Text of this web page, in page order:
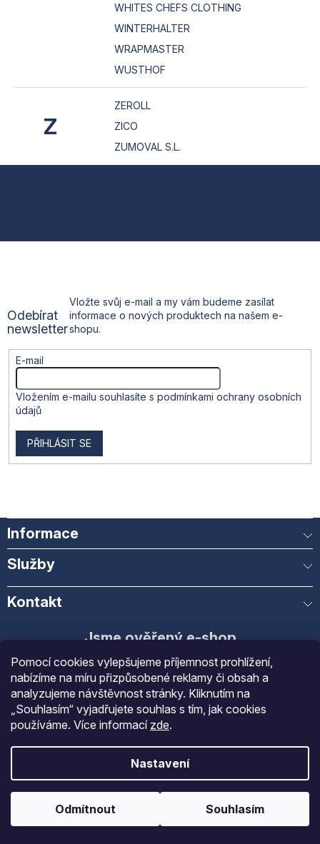
Pomocí cookies vylepšujeme příjemnost prohlížení,
nabízíme na míru přizpůsobené reklamy či obsah a
analyzujeme návštěvnost stránky. Kliknutím na
„Souhlasím“ vyjadřujete souhlas s tím, jak cookies
používáme. Více informací zde.
Nastavení
Odmítnout Souhlasím
WHITES CHEFS CLOTHING
WINTERHALTER
WRAPMASTER
WUSTHOF
Z
ZEROLL
ZICO
ZUMOVAL S.L.
p
Odebírat
newsletter
Vložte svůj e-mail a my vám budeme zasílat
informace o nových produktech na našem e-
shopu.
E-mail
Vložením e-mailu souhlasíte s podmínkami ochrany osobních
údajů
PŘIHLÁSIT SE
Informace
Služby
Kontakt
Jsme ověřený e-shop
Díky spokojenosti našich zákazníků
ObchodGastrofanszískal díky spokojenosti
ověřených zákazníků prestižní certifikát
Ověřeno zákazníky